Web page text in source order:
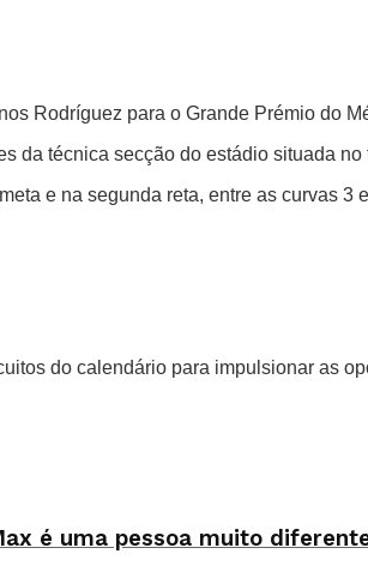
Rodríguez para o Grande Prémio do
da técnica secção do estádio situada
e na segunda reta, entre as curvas 3
do calendário para impulsionar as
é uma pessoa muito